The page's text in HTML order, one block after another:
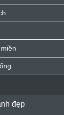
đẹp